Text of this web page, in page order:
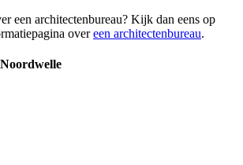
een architectenbureau? Kijk dan eens op
overeen architectenbureau.